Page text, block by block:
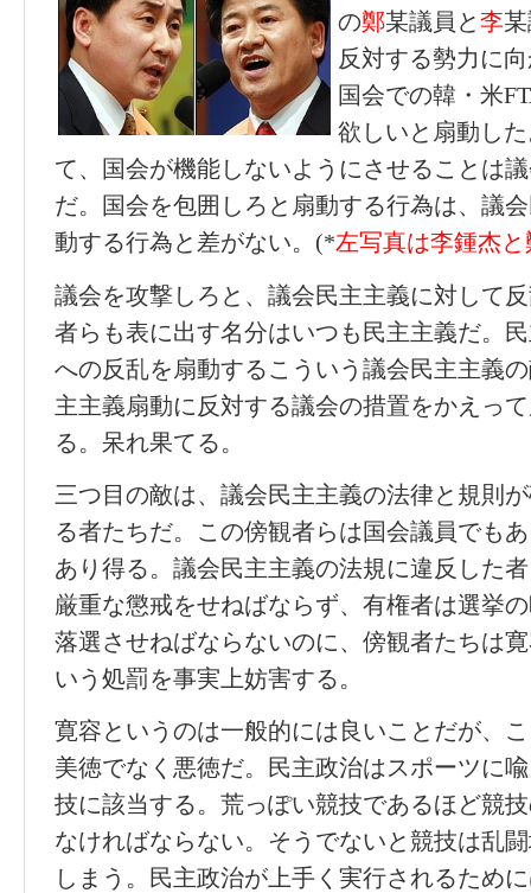
の鄭某議員と李
反対する勢力に
国会での韓・米
欲しいと扇動し
て、国会が機能しないようにさせることは
だ。国会を包囲しろと扇動する行為は、議
動する行為と差がない。(*左写真は李鍾杰
議会を攻撃しろと、議会民主主義に対して
者らも表に出す名分はいつも民主主義だ。
への反乱を扇動するこういう議会民主主義
主主義扇動に反対する議会の措置をかえっ
る。呆れ果てる。
三つ目の敵は、議会民主主義の法律と規則
る者たちだ。この傍観者らは国会議員でも
あり得る。議会民主主義の法規に違反した
厳重な懲戒をせねばならず、有権者は選挙
落選させねばならないのに、傍観者たちは
いう処罰を事実上妨害する。
寛容というのは一般的には良いことだが、
美徳でなく悪徳だ。民主政治はスポーツに
技に該当する。荒っぽい競技であるほど競
なければならない。そうでないと競技は乱
しまう。民主政治が上手く実行されるため